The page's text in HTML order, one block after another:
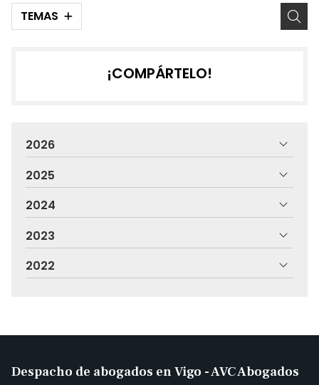
TEMAS
¡COMPÁRTELO!
2026
2025
2024
2023
2022
Despacho de abogados en Vigo - AVC Abogados